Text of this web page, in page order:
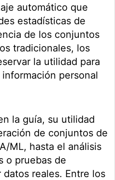
automático que
estadísticas de
de los conjuntos
tradicionales, los
la utilidad para
personal
la guía, su utilidad
de conjuntos de
ML, hasta el análisis
o pruebas de
reales. Entre los